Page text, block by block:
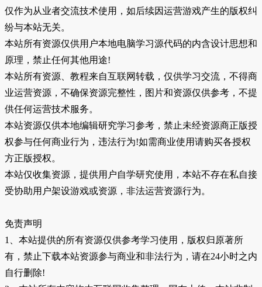
仅作为从业者交流技术使用，如后续因运营游戏产生的版权纠
纷与本站无关。
本站所有资源仅供用户本地电脑学习源代码的内含设计思想和
原理，禁止任何其他用途!
本站所有资源、教程来自互联网转载，仅供学习交流，不得商
业运营资源，不确保资源完整性，图片和资源仅供参考，不提
供任何运营技术服务。
本站资源仅供本地编辑研究学习参考，禁止未经资源商正版授
权参与任何商业行为，违法行为!如需商业使用请购买各授权
方正版授权。
本站仅收集资源，提供用户自学研究使用，本站不存在私自接
受协助用户架设游戏或资源，非法运营资源行为。
免责声明
1、本站提供的所有资源仅供参考学习使用，版权归原著所
有，禁止下载本站资源参与商业和非法行为，请在24小时之内
自行删除!